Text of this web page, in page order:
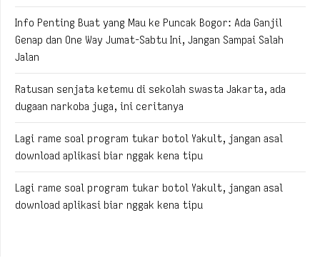
Info Penting Buat yang Mau ke Puncak Bogor: Ada Ganjil
Genap dan One Way Jumat-Sabtu Ini, Jangan Sampai Salah
Jalan
Ratusan senjata ketemu di sekolah swasta Jakarta, ada
dugaan narkoba juga, ini ceritanya
Lagi rame soal program tukar botol Yakult, jangan asal
download aplikasi biar nggak kena tipu
Lagi rame soal program tukar botol Yakult, jangan asal
download aplikasi biar nggak kena tipu